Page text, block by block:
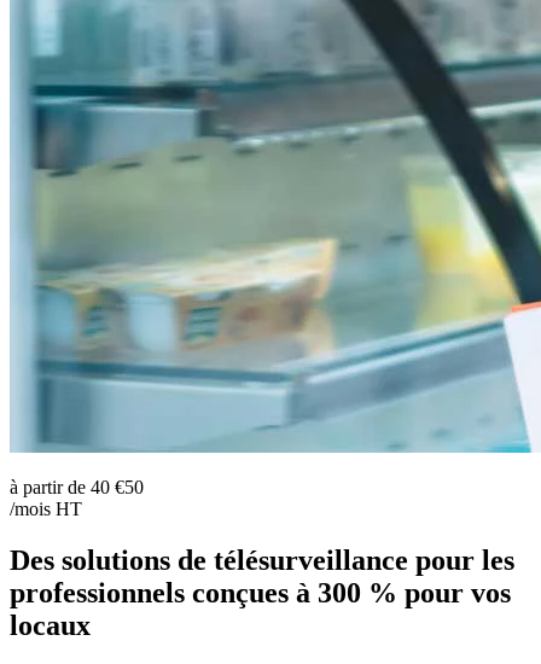
à partir de 40 €50
/mois HT
Des solutions de télésurveillance pour les
professionnels conçues à 300 % pour vos
locaux